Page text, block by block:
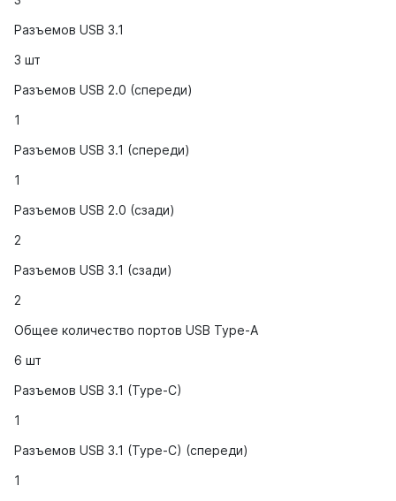
Разъемов USB 3.1
3 шт
Разъемов USB 2.0 (спереди)
1
Разъемов USB 3.1 (спереди)
1
Разъемов USB 2.0 (сзади)
2
Разъемов USB 3.1 (сзади)
2
Общее количество портов USB Type-A
6 шт
Разъемов USB 3.1 (Type-C)
1
Разъемов USB 3.1 (Type-C) (спереди)
1